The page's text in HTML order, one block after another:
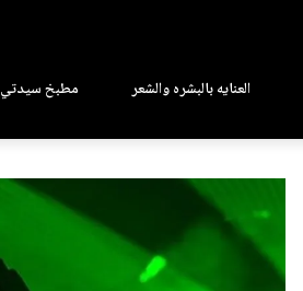
العنايه بالبشره والشعر مطبخ سيدتي